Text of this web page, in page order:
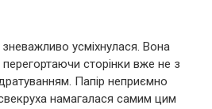
усміхнулася. Вона
сторінки вже не з
Папір неприємно
намагалася самим цим